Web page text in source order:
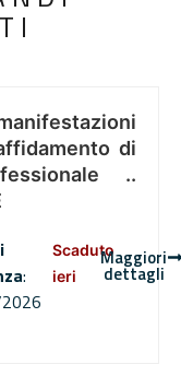
di
..
:
Scaduto
ieri
Maggiori
dettagli